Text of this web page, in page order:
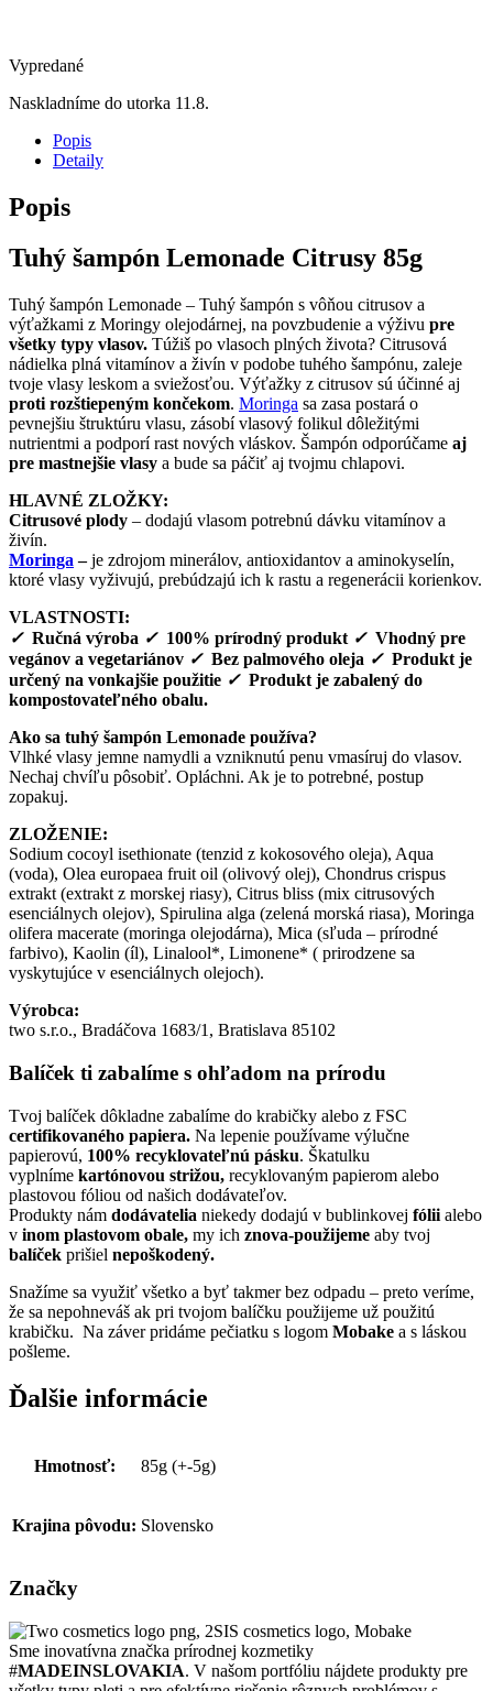
Vypredané
Naskladníme do utorka 11.8.
Popis
Detaily
Popis
Tuhý šampón Lemonade Citrusy 85g
Tuhý šampón Lemonade – Tuhý šampón s vôňou citrusov a
výťažkami z Moringy olejodárnej, na povzbudenie a výživu pre
všetky typy vlasov. Túžiš po vlasoch plných života? Citrusová
nádielka plná vitamínov a živín v podobe tuhého šampónu, zaleje
tvoje vlasy leskom a sviežosťou. Výťažky z citrusov sú účinné aj
proti rozštiepeným končekom. Moringa sa zasa postará o
pevnejšiu štruktúru vlasu, zásobí vlasový folikul dôležitými
nutrientmi a podporí rast nových vláskov. Šampón odporúčame aj
pre mastnejšie vlasy a bude sa páčiť aj tvojmu chlapovi.
HLAVNÉ ZLOŽKY:
Citrusové plody – dodajú vlasom potrebnú dávku vitamínov a
živín.
Moringa –je zdrojom minerálov, antioxidantov a aminokyselín,
ktoré vlasy vyživujú, prebúdzajú ich k rastu a regenerácii korienkov.
VLASTNOSTI:
✓ Ručná výroba ✓ 100% prírodný produkt ✓ Vhodný pre
vegánov a vegetariánov ✓ Bez palmového oleja ✓ Produkt je
určený na vonkajšie použitie ✓ Produkt je zabalený do
kompostovateľného obalu.
Ako sa tuhý šampón Lemonade používa?
Vlhké vlasy jemne namydli a vzniknutú penu vmasíruj do vlasov.
Nechaj chvíľu pôsobiť. Opláchni. Ak je to potrebné, postup
zopakuj.
ZLOŽENIE:
Sodium cocoyl isethionate (tenzid z kokosového oleja), Aqua
(voda), Olea europaea fruit oil (olivový olej), Chondrus crispus
extrakt (extrakt z morskej riasy), Citrus bliss (mix citrusových
esenciálnych olejov), Spirulina alga (zelená morská riasa), Moringa
olifera macerate (moringa olejodárna), Mica (sľuda – prírodné
farbivo), Kaolin (íl), Linalool*, Limonene* ( prirodzene sa
vyskytujúce v esenciálnych olejoch).
Výrobca:
two s.r.o., Bradáčova 1683/1, Bratislava 85102
Balíček ti zabalíme s ohľadom na prírodu
Tvoj balíček dôkladne zabalíme do krabičky alebo z FSC
certifikovaného papiera. Na lepenie používame výlučne
papierovú, 100% recyklovateľnú pásku. Škatulku
vyplníme kartónovou strižou, recyklovaným papierom alebo
plastovou fóliou od našich dodávateľov.
Produkty nám dodávatelia niekedy dodajú v bublinkovej fólii alebo
v inom plastovom obale, my ich znova-použijeme aby tvoj
balíček prišiel nepoškodený.
Snažíme sa využiť všetko a byť takmer bez odpadu – preto veríme,
že sa nepohneváš ak pri tvojom balíčku použijeme už použitú
krabičku. Na záver pridáme pečiatku s logom Mobake a s láskou
pošleme.
Ďalšie informácie
Hmotnosť: 85g (+-5g)
Krajina pôvodu: Slovensko
Značky
Sme inovatívna značka prírodnej kozmetiky
#MADEINSLOVAKIA. V našom portfóliu nájdete produkty pre